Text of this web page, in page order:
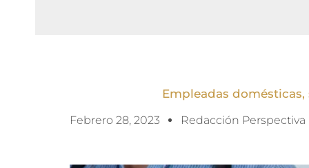
Empleadas
Febrero 28, 2023 Redacción Perspectiva